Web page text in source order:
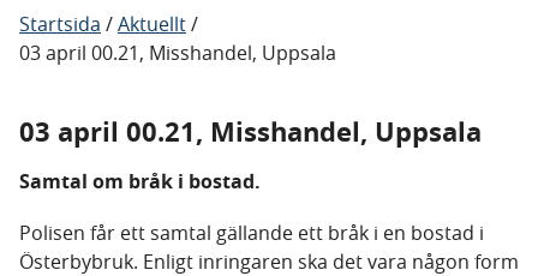
Startsida /Aktuellt/
03 april 00.21, Misshandel, Uppsala
03 april 00.21, Misshandel, Uppsala
Samtal om bråk i bostad.
Polisen får ett samtal gällande ett bråk i en bostad i
Österbybruk. Enligt inringaren ska det vara någon form